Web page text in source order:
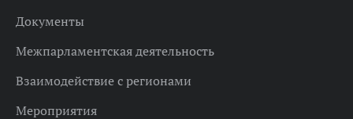
Документы
Межпарламентская деятельность
Взаимодействие с регионами
Мероприятия